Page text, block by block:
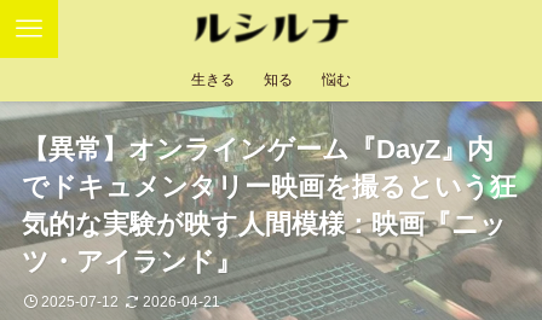
生きる 知る 悩む
【異常】オンラインゲーム『DayZ』内
でドキュメンタリー映画を撮るという狂
気的な実験が映す人間模様：映画『ニッ
ツ・アイランド』
2025-07-12 2026-04-21